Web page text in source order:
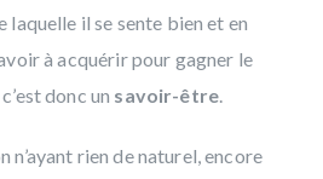
laquelle il se sente bien et en
à acquérir pour gagner le
donc un savoir-être.
n’ayant rien de naturel, encore